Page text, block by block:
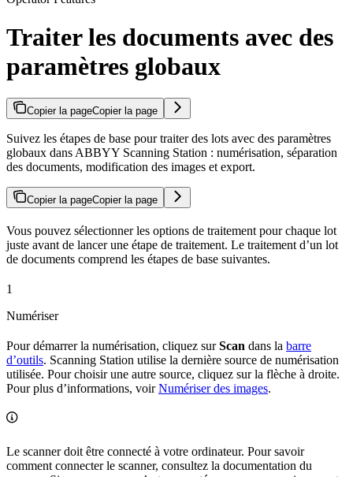
Traiter les documents avec des
paramètres globaux
Copier la pageCopier la page
Suivez les étapes de base pour traiter des lots avec des paramètres
globaux dans ABBYY Scanning Station : numérisation, séparation
des documents, modification des images et export.
Copier la pageCopier la page
Vous pouvez sélectionner les options de traitement pour chaque lot
juste avant de lancer une étape de traitement. Le traitement d’un lot
de documents comprend les étapes de base suivantes.
1
Numériser
Pour démarrer la numérisation, cliquez surScan dans la barre
d’outils. Scanning Station utilise la dernière source de numérisation
utilisée. Pour choisir une autre source, cliquez sur la flèche à droite.
Pour plus d’informations, voirNumériser des images.
Le scanner doit être connecté à votre ordinateur. Pour savoir
comment connecter le scanner, consultez la documentation du